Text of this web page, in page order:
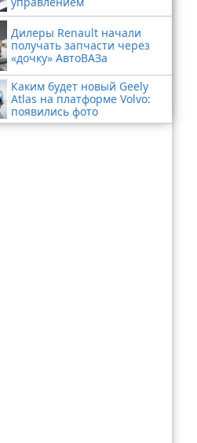
Дилеры Renault начали
получать запчасти через
«дочку» АвтоВАЗа
Каким будет новый Geely
Atlas на платформе Volvo:
появились фото